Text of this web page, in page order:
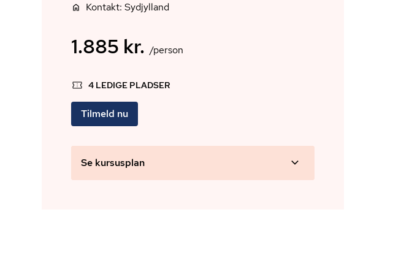
Kontakt: Sydjylland
1.885 kr. /person
4 LEDIGE PLADSER
Tilmeld nu
Se kursusplan